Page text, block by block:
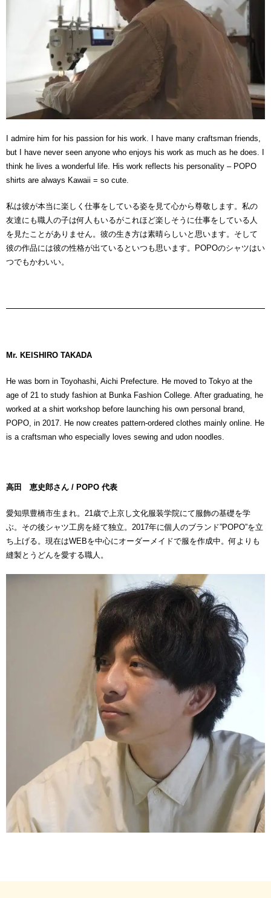
I admire him for his passion for his work. I have many craftsman friends,
but I have never seen anyone who enjoys his work as much as he does. I
think he lives a wonderful life. His work reflects his personality – POPO
shirts are always Kawaii = so cute.
私は彼が本当に楽しく仕事をしている姿を見て心から尊敬します。私の
友達にも職人の子は何人もいるがこれほど楽しそうに仕事をしている人
を見たことがありません。彼の生き方は素晴らしいと思います。そして
彼の作品には彼の性格が出ているといつも思います。POPOのシャツはい
つでもかわいい。
Mr. KEISHIRO TAKADA
He was born in Toyohashi, Aichi Prefecture. He moved to Tokyo at the
age of 21 to study fashion at Bunka Fashion College. After graduating, he
worked at a shirt workshop before launching his own personal brand,
POPO, in 2017. He now creates pattern-ordered clothes mainly online. He
is a craftsman who especially loves sewing and udon noodles.
高田 恵史郎さん / POPO 代表
愛知県豊橋市生まれ。21歳で上京し文化服装学院にて服飾の基礎を学
ぶ。その後シャツ工房を経て独立。2017年に個人のブランド”POPO”を立
ち上げる。現在はWEBを中心にオーダーメイドで服を作成中。何よりも
縫製とうどんを愛する職人。